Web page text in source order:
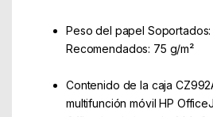
Peso del papel
Recomendados: 75 g/m²
Contenido de la caja
multifunción móvil HP